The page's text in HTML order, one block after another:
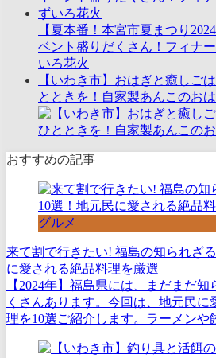
【夏本番！本宮市夏まつり
ベント盛りだくさん！フィナ
いろ花火
【いわき市】おはぎと癒しご
とときを！自家製あんこのお
おすすめの記事
グルメ
来て割で行きたい! 福島の知られざ
に愛される絶品料理を厳選
【2024年】福島県には、まだまだ
くさんあります。今回は、地元民に
理を10選ご紹介します。ラーメンや